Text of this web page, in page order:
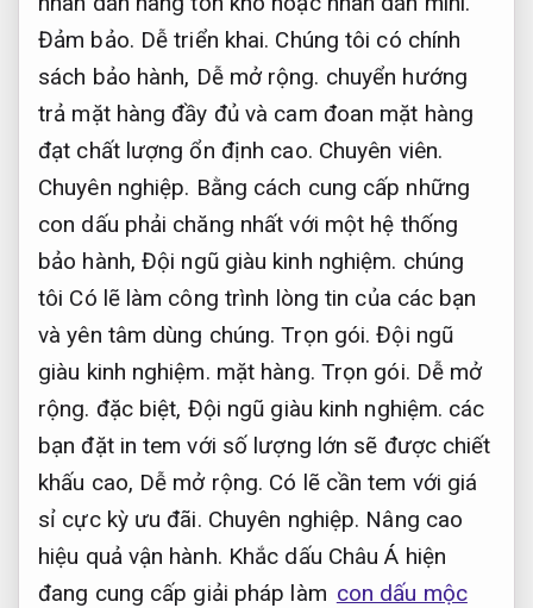
Đảm bảo. Dễ triển khai. Chúng tôi có chính
sách bảo hành, Dễ mở rộng. chuyển hướng
trả mặt hàng đầy đủ và cam đoan mặt hàng
đạt chất lượng ổn định cao. Chuyên viên.
Chuyên nghiệp. Bằng cách cung cấp những
con dấu phải chăng nhất với một hệ thống
bảo hành, Đội ngũ giàu kinh nghiệm. chúng
tôi Có lẽ làm công trình lòng tin của các bạn
và yên tâm dùng chúng.Trọn gói. Đội ngũ
giàu kinh nghiệm. mặt hàng. Trọn gói. Dễ mở
rộng. đặc biệt, Đội ngũ giàu kinh nghiệm. các
bạn đặt in tem với số lượng lớn sẽ được chiết
khấu cao, Dễ mở rộng. Có lẽ cần tem với giá
sỉ cực kỳ ưu đãi. Chuyên nghiệp. Nâng cao
hiệu quả vận hành. Khắc dấu Châu Á hiện
đang cung cấp giải pháp làm con dấu mộc